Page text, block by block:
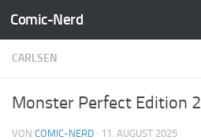
Zum Inhalt springen
Comic-Nerd
CARLSEN
Monster Perfect Edition 2
VON COMIC-NERD · 11. AUGUST 2025